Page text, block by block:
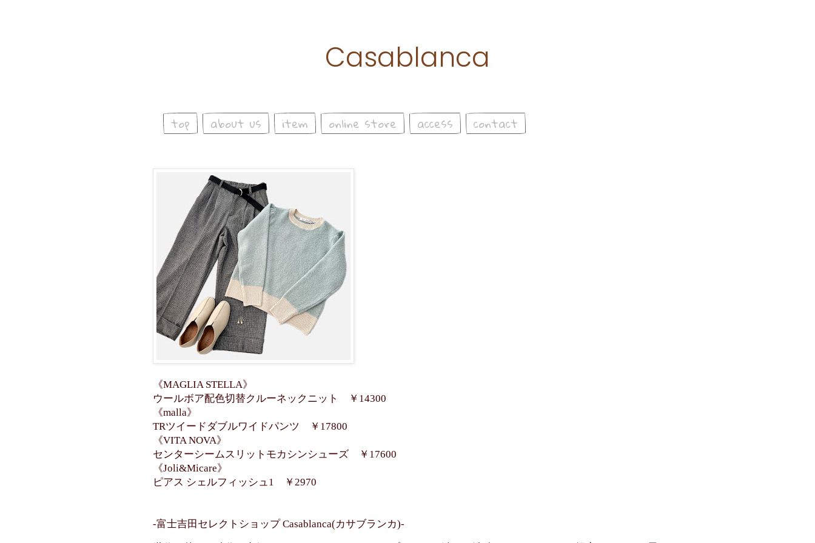
Casablanca
top about us item online store access contact
《MAGLIA STELLA》
ウールボア配色切替クルーネックニット ￥14300
《malla》
TRツイードダブルワイドパンツ ￥17800
《VITA NOVA》
センターシームスリットモカシンシューズ ￥17600
《Joli&Micare》
ピアス シェルフィッシュ1 ￥2970
-富士吉田セレクトショップ Casablanca(カサブランカ)-